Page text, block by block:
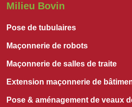
Milieu Bovin
Pose de tubulaires
Maçonnerie de robots
Maçonnerie de salles de traite
Extension maçonnerie de
Pose & aménagement de veaux